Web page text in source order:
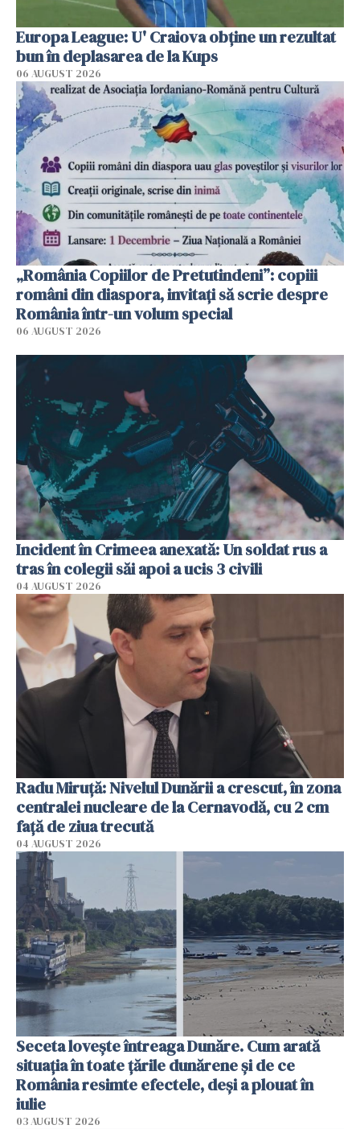
Europa League: U' Craiova obține un rezultat
bun în deplasarea de la Kups
06 AUGUST 2026
„România Copiilor de Pretutindeni”: copiii
români din diaspora, invitați să scrie despre
România într-un volum special
06 AUGUST 2026
Incident în Crimeea anexată: Un soldat rus a
tras în colegii săi apoi a ucis 3 civili
04 AUGUST 2026
Radu Miruţă: Nivelul Dunării a crescut, în zona
centralei nucleare de la Cernavodă, cu 2 cm
faţă de ziua trecută
04 AUGUST 2026
Seceta lovește întreaga Dunăre. Cum arată
situația în toate țările dunărene și de ce
România resimte efectele, deși a plouat în
iulie
03 AUGUST 2026